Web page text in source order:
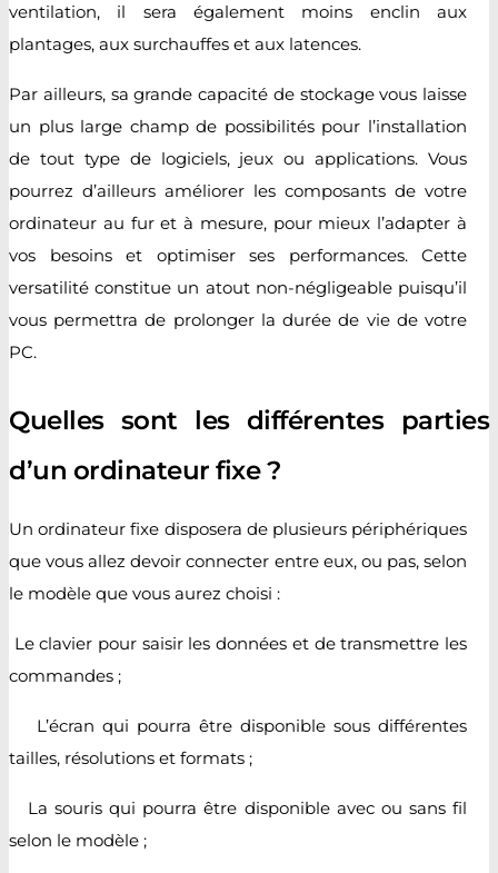
ventilation, il sera également moins enclin aux
plantages, aux surchauffes et aux latences.
Par ailleurs, sa grande capacité de stockage vous laisse
un plus large champ de possibilités pour l’installation
de tout type de logiciels, jeux ou applications. Vous
pourrez d’ailleurs améliorer les composants de votre
ordinateur au fur et à mesure, pour mieux l’adapter à
vos besoins et optimiser ses performances. Cette
versatilité constitue un atout non-négligeable puisqu’il
vous permettra de prolonger la durée de vie de votre
PC.
Quelles sont les différentes parties
d’un ordinateur fixe ?
Un ordinateur fixe disposera de plusieurs périphériques
que vous allez devoir connecter entre eux, ou pas, selon
le modèle que vous aurez choisi :
Le clavier pour saisir les données et de transmettre les
commandes ;
L’écran qui pourra être disponible sous différentes
tailles, résolutions et formats ;
La souris qui pourra être disponible avec ou sans fil
selon le modèle ;